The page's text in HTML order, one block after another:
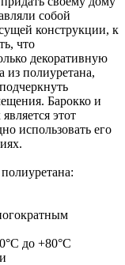
собой
конструкции, к
что
декоративную
из полиуретана,
Барокко и
этот
использовать его
до +80°С